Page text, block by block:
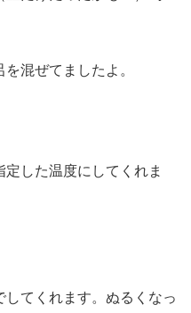
混ぜてましたよ。
した温度にしてくれま
てくれます。ぬるくなっ